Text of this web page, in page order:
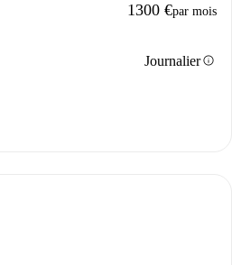
1300 €par mois
Journalierinfo